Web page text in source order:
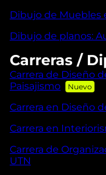
Dibujo de Muebles
Dibujo de planos:
Carreras /
Carrera de Diseño
Paisajismo
Carrera en Diseño
Carrera en
Carrera de
UTN